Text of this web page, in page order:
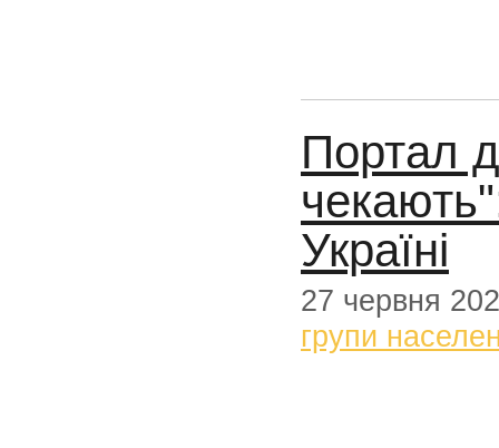
Портал
Україні
27 червня
групи